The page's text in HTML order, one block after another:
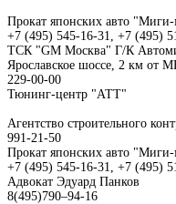
Прокат японских авто "Миги-
+7 (495) 545-16-31, +7 (495)
ТСК "GM Москва" Г/К
Ярославское шоссе, 2 км от
229-00-00
Тюнинг-центр "АТТ"
Агентство строительного
991-21-50
Прокат японских авто "Миги-
+7 (495) 545-16-31, +7 (495)
Адвокат Эдуард Панков
8(495)790–94-16